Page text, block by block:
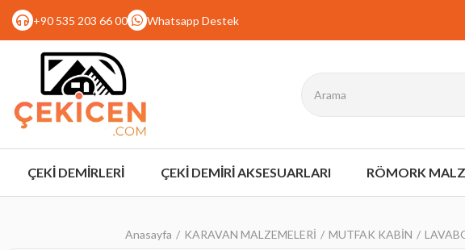
+90 535 203 66 00 Whatsapp Destek
ÇEKİ DEMİRLERİ ÇEKİ DEMİRİ AKSESUARLARI RÖMORK
Anasayfa KARAVAN MALZEMELERİ MUTFAK KABİN